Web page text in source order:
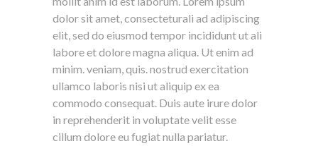
dolor sit amet, consecteturali ad adipiscing
elit, sed do eiusmod tempor incididunt ut ali
labore et dolore magna aliqua. Ut enim ad
minim. veniam, quis. nostrud exercitation
ullamco laboris nisi ut aliquip ex ea
commodo consequat. Duis aute irure dolor
in reprehenderit in voluptate velit esse
cillum dolore eu fugiat nulla pariatur.